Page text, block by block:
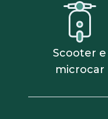
Scooter e
microcar